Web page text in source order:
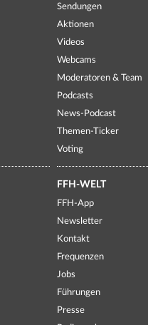
Sendungen
Aktionen
Videos
Webcams
Moderatoren & Team
Podcasts
News-Podcast
Themen-Ticker
Voting
FFH-WELT
FFH-App
Newsletter
Kontakt
Frequenzen
Jobs
Führungen
Presse